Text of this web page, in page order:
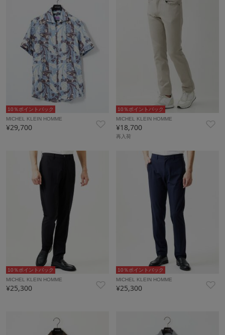
10％ポイントバック
MICHEL KLEIN HOMME
¥29,700
10％ポイントバック
MICHEL KLEIN HOMME
¥18,700
再入荷
10％ポイントバック
MICHEL KLEIN HOMME
¥25,300
10％ポイントバック
MICHEL KLEIN HOMME
¥25,300